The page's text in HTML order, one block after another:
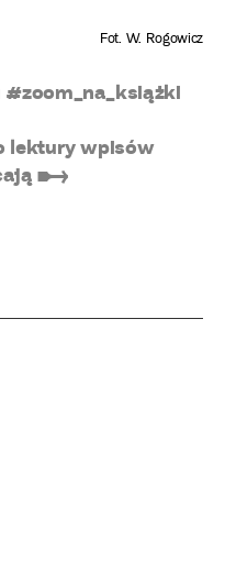
Fot. W. Rogowicz
lektury wpisów
➸